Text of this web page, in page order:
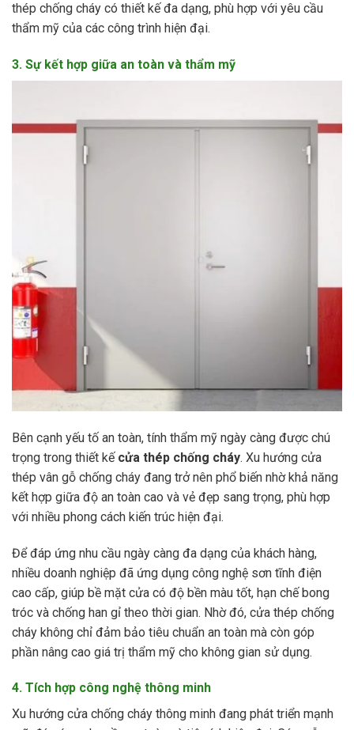
thép chống cháy có thiết kế đa dạng, phù hợp với yêu cầu
thẩm mỹ của các công trình hiện đại.
3. Sự kết hợp giữa an toàn và thẩm mỹ
Bên cạnh yếu tố an toàn, tính thẩm mỹ ngày càng được chú
trọng trong thiết kếcửa thép chống cháy. Xu hướng cửa
thép vân gỗ chống cháy đang trở nên phổ biến nhờ khả năng
kết hợp giữa độ an toàn cao và vẻ đẹp sang trọng, phù hợp
với nhiều phong cách kiến trúc hiện đại.
Để đáp ứng nhu cầu ngày càng đa dạng của khách hàng,
nhiều doanh nghiệp đã ứng dụng công nghệ sơn tĩnh điện
cao cấp, giúp bề mặt cửa có độ bền màu tốt, hạn chế bong
tróc và chống han gỉ theo thời gian. Nhờ đó, cửa thép chống
cháy không chỉ đảm bảo tiêu chuẩn an toàn mà còn góp
phần nâng cao giá trị thẩm mỹ cho không gian sử dụng.
4. Tích hợp công nghệ thông minh
Xu hướng cửa chống cháy thông minh đang phát triển mạnh